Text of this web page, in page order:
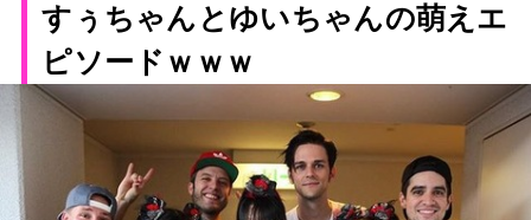
すぅちゃんとゆいちゃんの萌えエ
ピソードｗｗｗ